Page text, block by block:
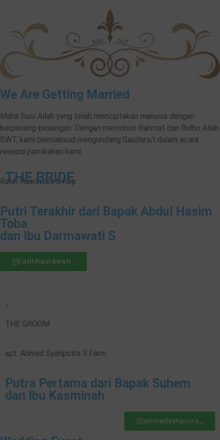
We Are Getting Married
Maha Suci Allah yang telah menciptakan manusia dengan
berpasang-pasangan. Dengan memohon Rahmat dan Ridho Allah
SWT, kami bermaksud mengundang Saudara/i dalam acara
resepsi pernikahan kami.
THE BRIDE
Ratih Hasrawati S.Kep
Putri Terakhir dari Bapak Abdul Hasim
Toba
dan Ibu Darmawati S
ratihhasrawati_
.
THE GROOM
apt. Ahmad Syahputra S.Farm
Putra Pertama dari Bapak Suhem
dan Ibu Kasminah
ahmadsyhputra_